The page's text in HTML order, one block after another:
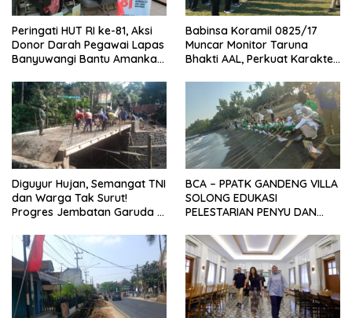
Peringati HUT RI ke-81, Aksi
Donor Darah Pegawai Lapas
Banyuwangi Bantu Amankan
Babinsa Koramil 0825/17
Muncar Monitor Taruna
Bhakti AAL, Perkuat Karakter
Sekolah Rakyat
Diguyur Hujan, Semangat TNI
dan Warga Tak Surut!
Progres Jembatan Garuda di
BCA – PPATK GANDENG VILLA
SOLONG EDUKASI
PELESTARIAN PENYU DAN
PANTAI SELAT BALI